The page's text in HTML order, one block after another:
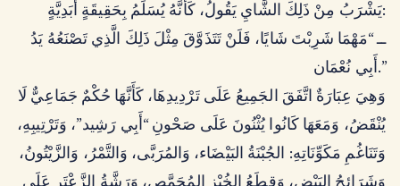
يَشْرَبُ مِنْ ذَلِكَ الشَّايِ يَقُولُ، كَأَنَّهُ يُسَلِّمُ بِحَقِيقَةٍ أَبَدِيَّةٍ:
ــ “مَهْمَا شَرِبْتَ شَايًا، فَلَنْ تَتَذَوَّقَ مِثْلَ ذَلِكَ الَّذِي تَصْنَعُهُ يَدُ
أَبِي نُعْمَان.”
وَهِيَ عِبَارَةٌ اتَّفَقَ الجَمِيعُ عَلَى تَرْدِيدِهَا، كَأَنَّهَا حُكْمٌ جَمَاعِيٌّ لَا
يُنْقَضُ، وَمَعَهَا كَانُوا يُثْنُونَ عَلَى صَحْونِ “أَبِي رَشِيد”، وَتَرْتِيبِهِ،
وَتَنَاغُمِ مَكَوِّنَاتِهِ: الجُبْنَةُ البَيْضَاء، وَالمُرَبَّى، وَالتَّمْرُ، وَالزَّيْتُونُ،